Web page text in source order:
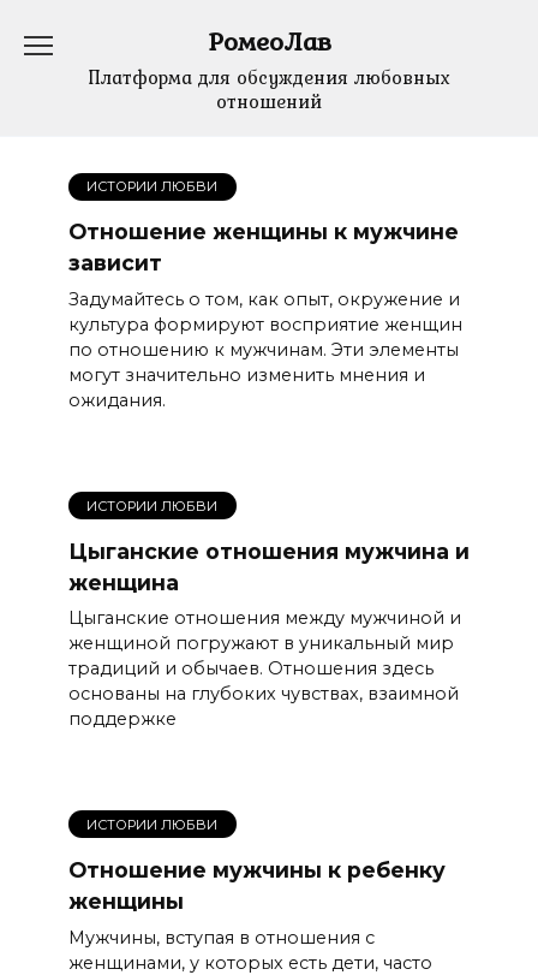
содержанию
РомеоЛав
Платформа для обсуждения любовных
отношений
ИСТОРИИ ЛЮБВИ
Отношение женщины к мужчине
зависит
Задумайтесь о том, как опыт, окружение и
культура формируют восприятие женщин
по отношению к мужчинам. Эти элементы
могут значительно изменить мнения и
ожидания.
ИСТОРИИ ЛЮБВИ
Цыганские отношения мужчина и
женщина
Цыганские отношения между мужчиной и
женщиной погружают в уникальный мир
традиций и обычаев. Отношения здесь
основаны на глубоких чувствах, взаимной
поддержке
ИСТОРИИ ЛЮБВИ
Отношение мужчины к ребенку
женщины
Мужчины, вступая в отношения с
женщинами, у которых есть дети, часто